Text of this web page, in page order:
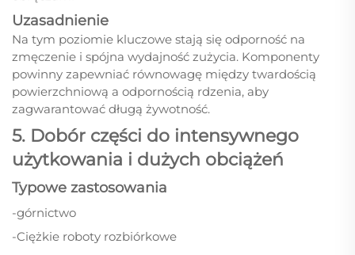
Uzasadnienie
Na tym poziomie kluczowe stają się odporność na
zmęczenie i spójna wydajność zużycia. Komponenty
powinny zapewniać równowagę między twardością
powierzchniową a odpornością rdzenia, aby
zagwarantować długą żywotność.
5. Dobór części do intensywnego
użytkowania i dużych obciążeń
Typowe zastosowania
-górnictwo
-Ciężkie roboty rozbiórkowe